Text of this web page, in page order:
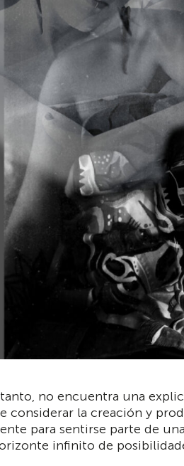
no encuentra una
considerar la creación y
para sentirse parte de
infinito de